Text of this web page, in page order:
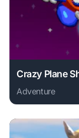
Crazy Plane
Adventure
Play Crazy